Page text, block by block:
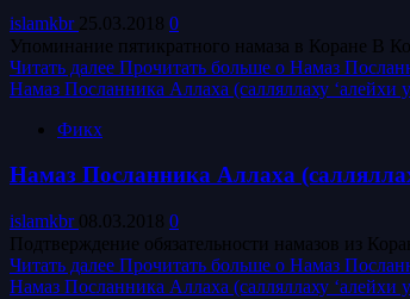
islamkbr 25.03.2018 0
Читать далее Прочитать больше о Намаз
Намаз Посланника Аллаха (салляллаху ‘алейхи
Фикх
Намаз Посланника Аллаха
islamkbr 08.03.2018 0
Читать далее Прочитать больше о Намаз
Намаз Посланника Аллаха (салляллаху ‘алейхи